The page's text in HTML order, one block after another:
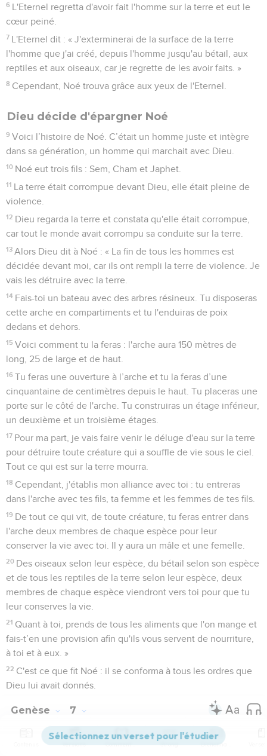
6 L'Eternel regretta d'avoir fait l'homme sur la terre et eut le
cœur peiné.
7 L'Eternel dit : « J'exterminerai de la surface de la terre
l'homme que j'ai créé, depuis l'homme jusqu'au bétail, aux
reptiles et aux oiseaux, car je regrette de les avoir faits. »
8 Cependant, Noé trouva grâce aux yeux de l'Eternel.
Dieu décide d'épargner Noé
9 Voici l’histoire de Noé. C’était un homme juste et intègre
dans sa génération, un homme qui marchait avec Dieu.
10 Noé eut trois fils : Sem, Cham et Japhet.
11 La terre était corrompue devant Dieu, elle était pleine de
violence.
12 Dieu regarda la terre et constata qu'elle était corrompue,
car tout le monde avait corrompu sa conduite sur la terre.
13 Alors Dieu dit à Noé : « La fin de tous les hommes est
décidée devant moi, car ils ont rempli la terre de violence. Je
vais les détruire avec la terre.
14 Fais-toi un bateau avec des arbres résineux. Tu disposeras
cette arche en compartiments et tu l'enduiras de poix
dedans et dehors.
15 Voici comment tu la feras : l'arche aura 150 mètres de
long, 25 de large et de haut.
16 Tu feras une ouverture à l’arche et tu la feras d’une
cinquantaine de centimètres depuis le haut. Tu placeras une
porte sur le côté de l'arche. Tu construiras un étage inférieur,
un deuxième et un troisième étages.
17 Pour ma part, je vais faire venir le déluge d'eau sur la terre
pour détruire toute créature qui a souffle de vie sous le ciel.
Tout ce qui est sur la terre mourra.
18 Cependant, j'établis mon alliance avec toi : tu entreras
dans l'arche avec tes fils, ta femme et les femmes de tes fils.
19 De tout ce qui vit, de toute créature, tu feras entrer dans
l'arche deux membres de chaque espèce pour leur
conserver la vie avec toi. Il y aura un mâle et une femelle.
20 Des oiseaux selon leur espèce, du bétail selon son espèce
et de tous les reptiles de la terre selon leur espèce, deux
membres de chaque espèce viendront vers toi pour que tu
leur conserves la vie.
21 Quant à toi, prends de tous les aliments que l'on mange et
fais-t’en une provision afin qu'ils vous servent de nourriture,
à toi et à eux. »
22 C'est ce que fit Noé : il se conforma à tous les ordres que
Dieu lui avait donnés.
Genèse 7
Versions Commentaires Strong